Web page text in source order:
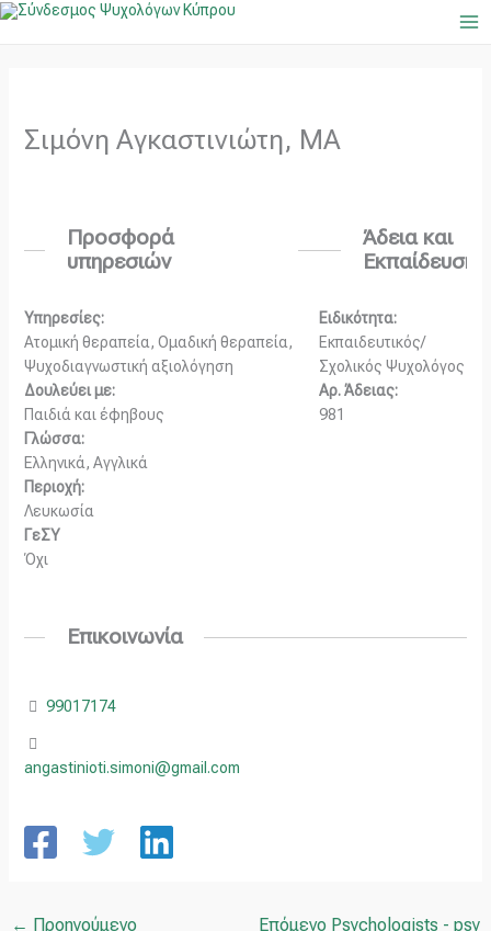
Μετάβαση
Σιμόνη Αγκαστινιώτη, ΜΑ
Προσφορά
υπηρεσιών
Υπηρεσίες:
Ατομική θεραπεία, Ομαδική θεραπεία,
Ψυχοδιαγνωστική αξιολόγηση
Δουλεύει με:
Παιδιά και έφηβους
Γλώσσα:
Ελληνικά, Αγγλικά
Περιοχή:
Λευκωσία
ΓεΣΥ
Όχι
Άδεια και
Εκπαίδευση
Ειδικότητα:
Εκπαιδευτικός/
Σχολικός Ψυχολόγος
Αρ. Άδειας:
981
Επικοινωνία
99017174
angastinioti.simoni@gmail.com
← Προηγούμενο
Επόμενο Psychologists - psy